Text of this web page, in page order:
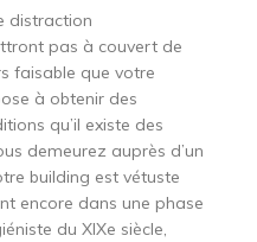
distraction
pas à couvert de
faisable que votre
à obtenir des
qu’il existe des
demeurez auprès d’un
building est vétuste
encore dans une phase
du XIXe siècle,